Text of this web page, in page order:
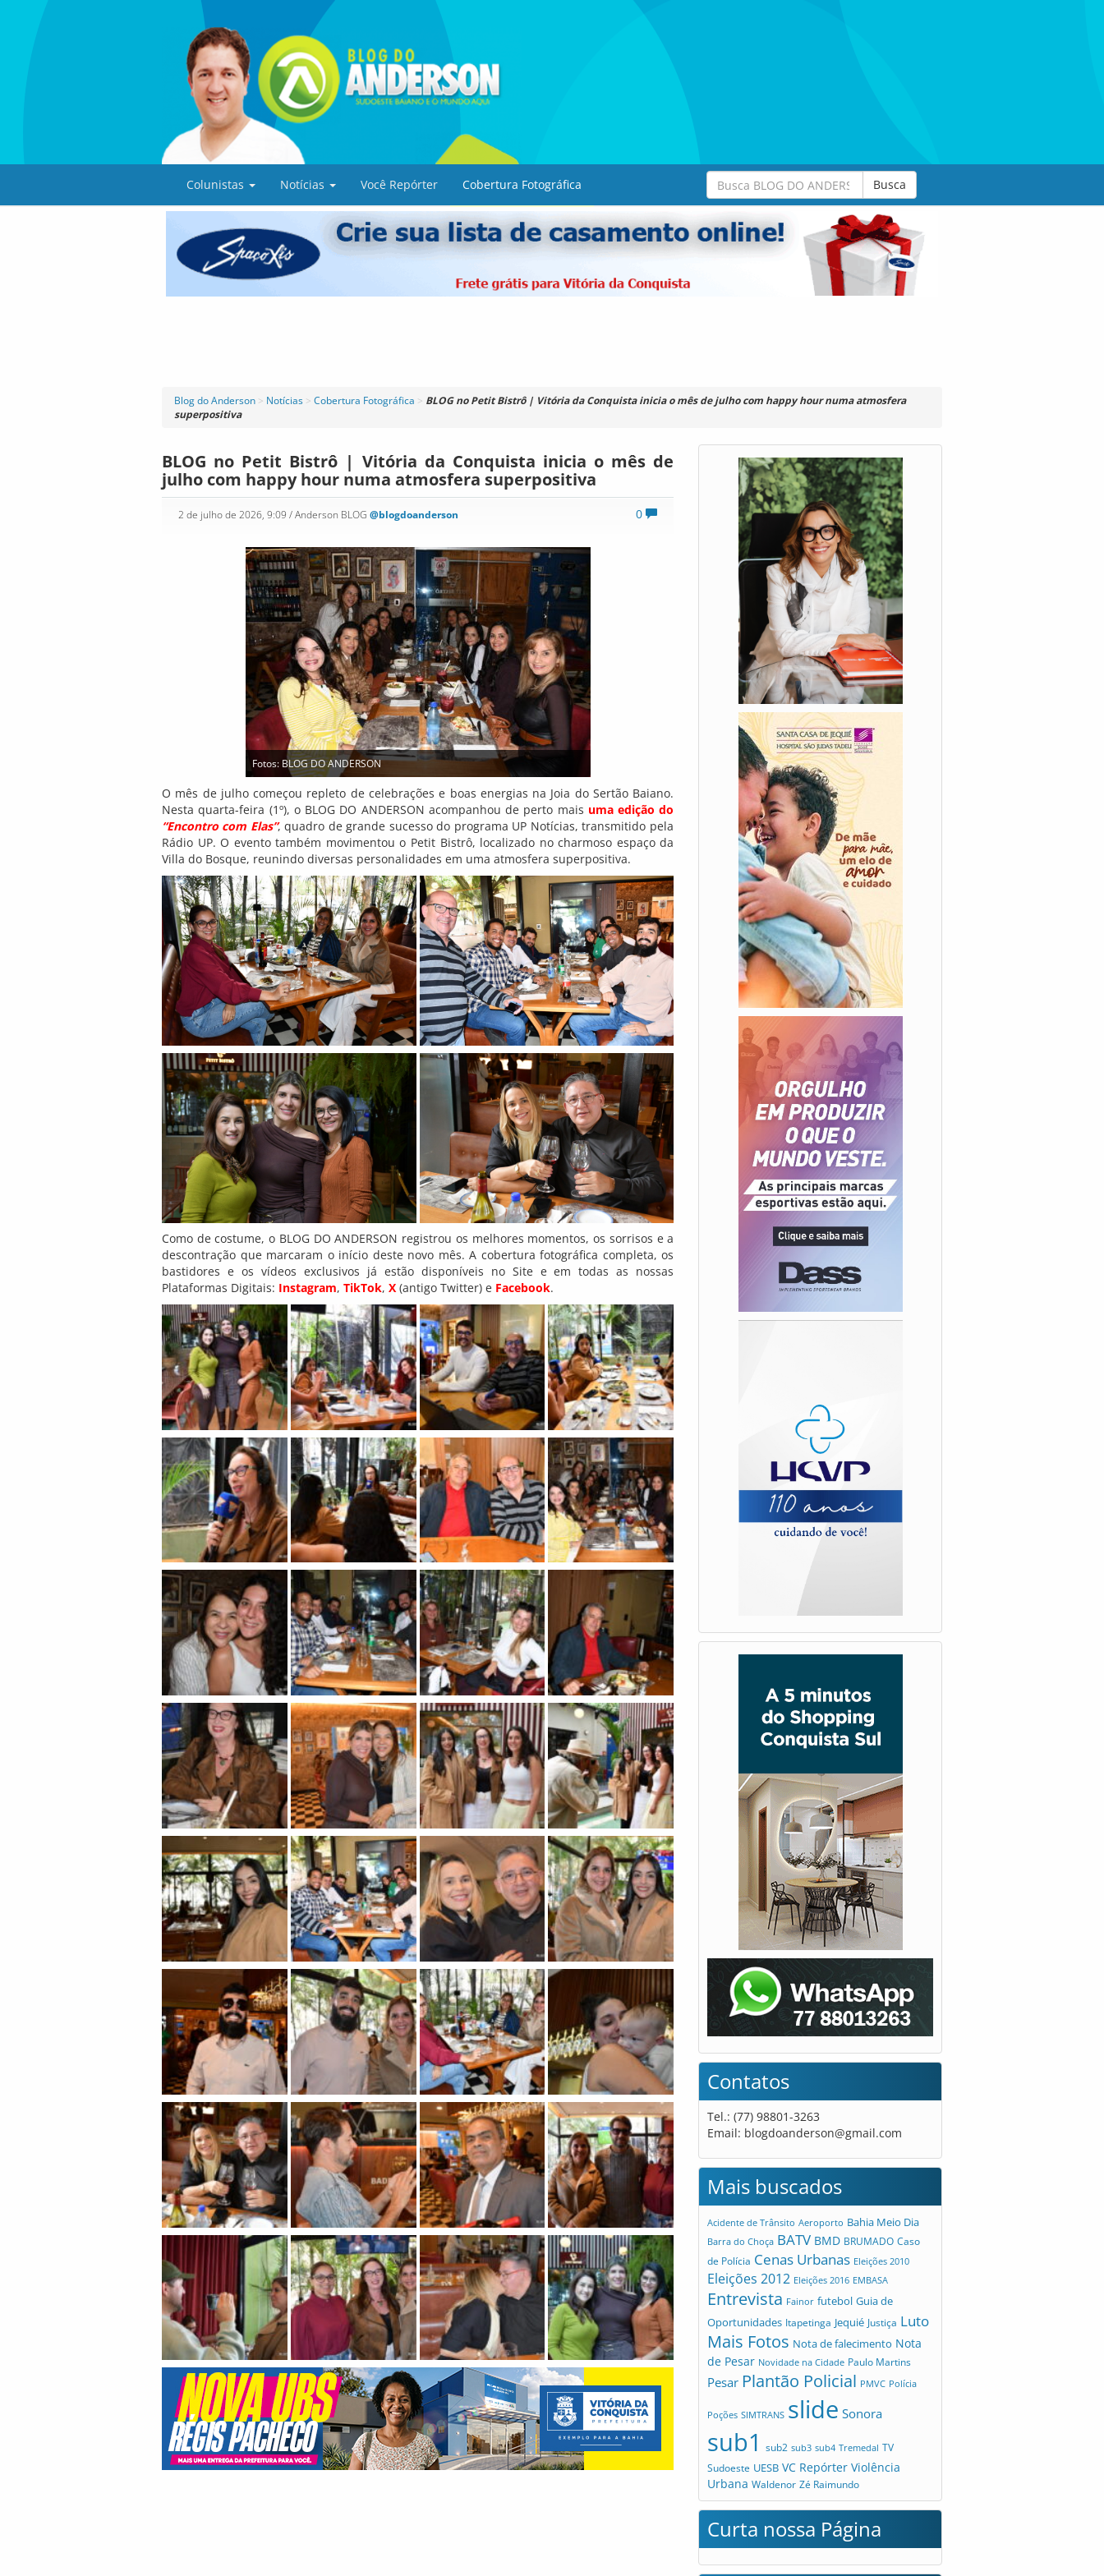
Colunistas Notícias Você Repórter Cobertura Fotográfica Busca
Blog do Anderson > Notícias > Cobertura Fotográfica > BLOG no Petit Bistrô | Vitória da Conquista inicia o mês de julho com happy hour numa atmosfera
superpositiva
BLOG no Petit Bistrô | Vitória da Conquista inicia o mês de
julho com happy hour numa atmosfera superpositiva
0
2 de julho de 2026, 9:09 / Anderson BLOG @blogdoanderson
Fotos: BLOG DO ANDERSON
O mês de julho começou repleto de celebrações e boas energias na Joia do Sertão Baiano.
Nesta quarta-feira (1º), o BLOG DO ANDERSON acompanhou de perto mais uma edição do
“Encontro com Elas”, quadro de grande sucesso do programa UP Notícias, transmitido pela
Rádio UP. O evento também movimentou o Petit Bistrô, localizado no charmoso espaço da
Villa do Bosque, reunindo diversas personalidades em uma atmosfera superpositiva.
Como de costume, o BLOG DO ANDERSON registrou os melhores momentos, os sorrisos e a
descontração que marcaram o início deste novo mês. A cobertura fotográfica completa, os
bastidores e os vídeos exclusivos já estão disponíveis no Site e em todas as nossas
Plataformas Digitais: Instagram, TikTok, X (antigo Twitter) e Facebook.
Contatos
Tel.: (77) 98801-3263
Email: blogdoanderson@gmail.com
Mais buscados
Acidente de Trânsito Aeroporto Bahia Meio Dia
Barra do Choça BATV BMD BRUMADO Caso
de Polícia Cenas Urbanas Eleições 2010
Eleições 2012 Eleições 2016 EMBASA
Entrevista Fainor futebol Guia de
Oportunidades Itapetinga Jequié Justiça Luto
Mais Fotos Nota de falecimento Nota
de Pesar Novidade na Cidade Paulo Martins
Pesar Plantão Policial PMVC Polícia
Poções SIMTRANS slide Sonora
sub1 sub2 sub3 sub4 Tremedal TV
Sudoeste UESB VC Repórter Violência
Urbana Waldenor Zé Raimundo
Curta nossa Página